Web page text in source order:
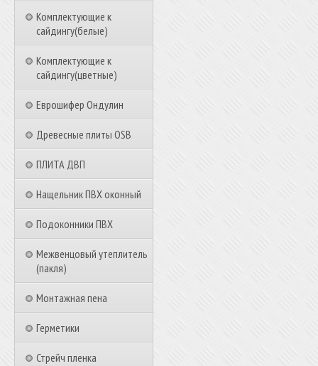
Комплектующие к
сайдингу(белые)
Комплектующие к
сайдингу(цветные)
Еврошифер Ондулин
Древесные плиты OSB
ПЛИТА ДВП
Нащельник ПВХ оконный
Подоконники ПВХ
Межвенцовый утеплитель
(пакля)
Монтажная пена
Герметики
Стрейч пленка